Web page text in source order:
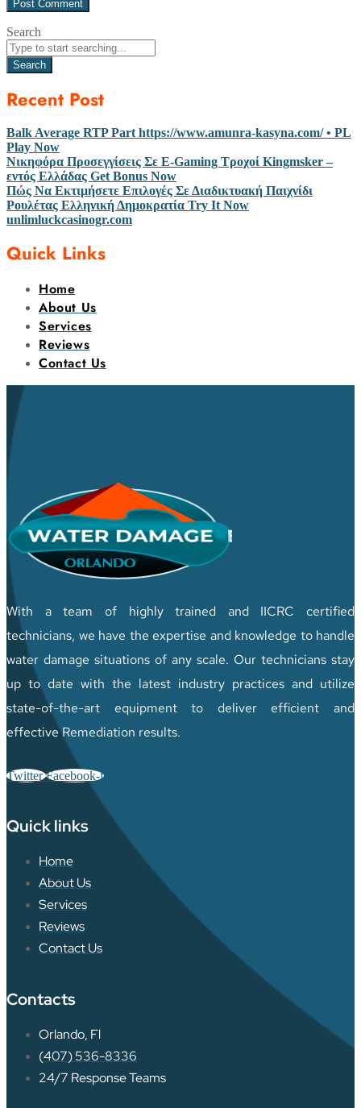
Search
Search
Recent Post
Balk Average RTP Part https://www.amunra-kasyna.com/ • PL
Play Now
Νικηφόρα Προσεγγίσεις Σε E-Gaming Τροχοί Kingmsker –
εντός Ελλάδας Get Bonus Now
Πώς Να Εκτιμήσετε Επιλογές Σε Διαδικτυακή Παιχνίδι
Ρουλέτας Ελληνική Δημοκρατία Try It Now
unlimluckcasinogr.com
Quick Links
Home
About Us
Services
Reviews
Contact Us
With a team of highly trained and IICRC certified
technicians, we have the expertise and knowledge to handle
water damage situations of any scale. Our technicians stay
up to date with the latest industry practices and utilize
state-of-the-art equipment to deliver efficient and
effective Remediation results.
Twitter Facebook-f
Quick links
Home
About Us
Services
Reviews
Contact Us
Contacts
Orlando, Fl
(407) 536-8336
24/7 Response Teams